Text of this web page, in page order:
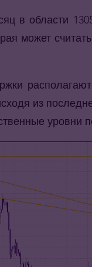
в области
может
из
уровни